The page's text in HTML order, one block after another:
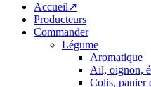
Accueil↗
Producteurs
Commander
Légume
Aromatique
Ail, oignon,
Colis, panier